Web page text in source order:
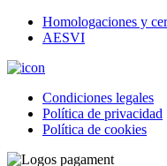
Homologaciones y
AESVI
Condiciones legales
Política de privacidad
Política de cookies